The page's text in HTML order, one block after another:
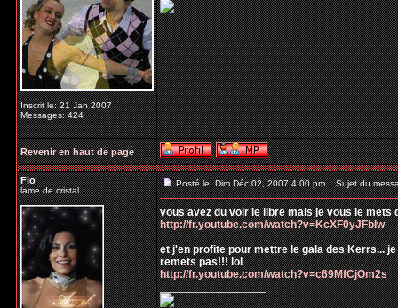
Inscrit le: 21 Jan 2007
Messages: 424
Revenir en haut de page
Flo
lame de cristal
Posté le: Dim Déc 02, 2007 4:00 pm Sujet du
vous avez du voir le libre mais je vous le mets
http://fr.youtube.com/watch?v=KcXF0yJFbIw
et j'en profite pour mettre le gala des Kerrs...
remets pas!!! lol
http://fr.youtube.com/watch?v=c69MfCjOm2s
_________________